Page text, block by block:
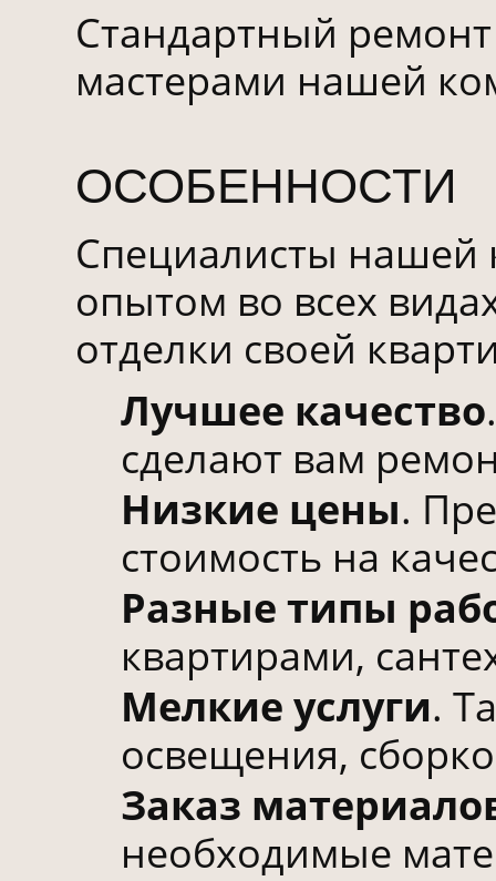
Стандартный
мастерами нашей
ОСОБЕННОСТИ
Специалисты
опытом во всех
отделки своей
Лучшее качество
сделают вам
Низкие цены.
стоимость на
Разные типы
квартирами,
Мелкие услуги.
освещения,
Заказ
необходимые